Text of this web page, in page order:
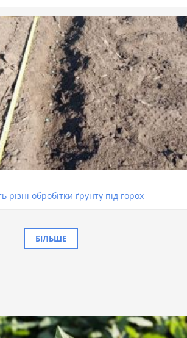
різні обробітки ґрунту під горох
БІЛЬШЕ